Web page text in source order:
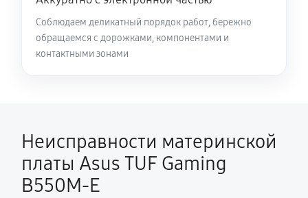
Соблюдаем деликатный порядок работ, бережно
обращаемся с дорожками, компонентами и
контактными зонами
Неисправности материнской
платы Asus TUF Gaming
B550M-E